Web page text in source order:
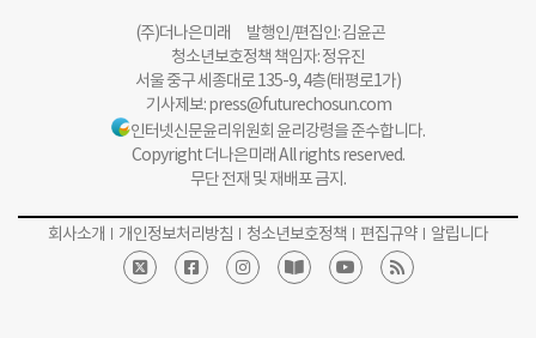
(주)더나은미래 발행인/편집인: 김윤곤
청소년보호정책 책임자: 정유진
서울 중구 세종대로 135-9, 4층(태평로1가)
기사제보:press@futurechosun.com
인터넷신문윤리위원회 윤리강령을 준수합니다.
Copyright 더나은미래 All rights reserved.
무단 전재 및 재배포 금지.
회사소개 개인정보처리방침 청소년보호정책 편집규약 알립니다